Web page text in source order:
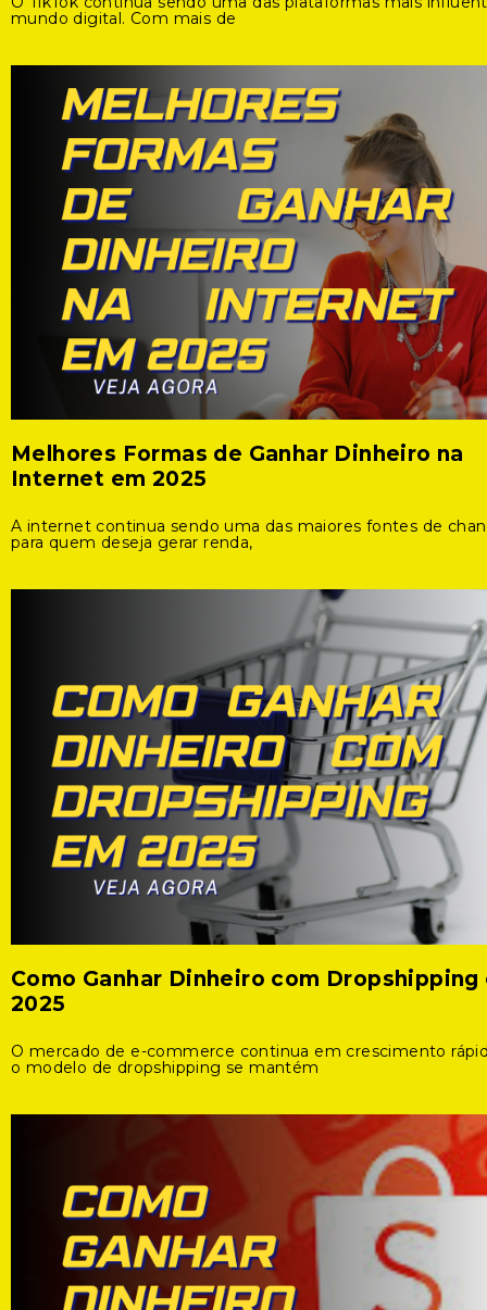
mundo digital. Com mais de
Melhores Formas de Ganhar Dinheiro na
Internet em 2025
A internet continua sendo uma das maiores fontes de
para quem deseja gerar renda,
Como Ganhar Dinheiro com Dropshipping
2025
O mercado de e-commerce continua em crescimento
o modelo de dropshipping se mantém